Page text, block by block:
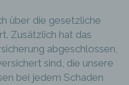
über die gesetzliche
Zusätzlich hat das
abgeschlossen,
sind, die unsere
bei jedem Schaden